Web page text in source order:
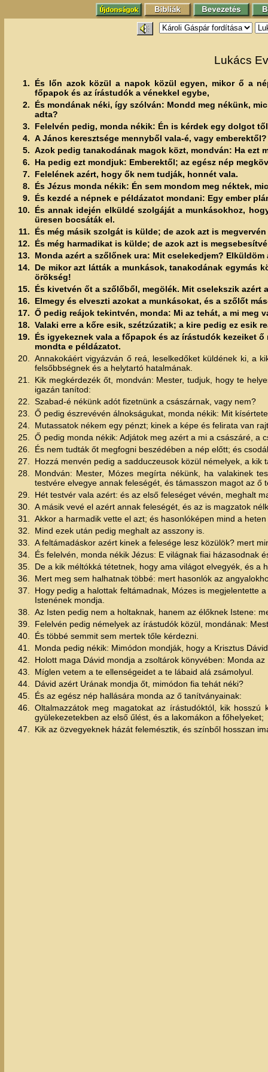
Lukács
1.
És lőn azok közül a napok közül egyen, mikor ő a
főpapok és az írástudók a vénekkel egybe,
2.
És mondának néki, így szólván: Mondd meg nékünk,
adta?
3.
Felelvén pedig, monda nékik: Én is kérdek egy dolgot
4. A János keresztsége mennyből vala-é, vagy emberektől?
5. Azok pedig tanakodának magok közt, mondván: Ha
6.
Ha pedig ezt mondjuk: Emberektől; az egész nép
7.
Felelének azért, hogy ők nem tudják, honnét vala.
8.
És Jézus monda nékik: Én sem mondom meg néktek,
9.
És kezdé a népnek e példázatot mondani: Egy ember
10.
És annak idején elküldé szolgáját a munkásokhoz,
üresen bocsáták el.
11.
És még másik szolgát is külde; de azok azt is
12.
És még harmadikat is külde; de azok azt is
13.
Monda azért a szőlőnek ura: Mit cselekedjem?
14.
De mikor azt látták a munkások, tanakodának egymás
örökség!
15.
És kivetvén őt a szőlőből, megölék. Mit cselekszik azért
16.
Elmegy és elveszti azokat a munkásokat, és a szőlőt
17. Ő pedig reájok tekintvén, monda: Mi az tehát, a mi meg
18. Valaki erre a kőre esik, szétzúzatik; a kire pedig ez esik
19.
És igyekeznek vala a főpapok és az írástudók kezeiket
mondta e példázatot.
20.
Annakokáért vigyázván ő reá, leselkedőket küldének ki, a
felsőbbségnek és a helytartó hatalmának.
21.
Kik megkérdezék őt, mondván: Mester, tudjuk, hogy te
igazán tanítod:
22.
Szabad-é nékünk adót fizetnünk a császárnak, vagy nem?
23.
Ő pedig észrevévén álnokságukat, monda nékik: Mit
24.
Mutassatok nékem egy pénzt; kinek a képe és felirata van
25.
Ő pedig monda nékik: Adjátok meg azért a mi a császáré, a
26.
És nem tudták őt megfogni beszédében a nép előtt; és
27.
Hozzá menvén pedig a sadduczeusok közül némelyek, a
28.
Mondván: Mester, Mózes megírta nékünk, ha valakinek
testvére elvegye annak feleségét, és támasszon magot az ő
29.
Hét testvér vala azért: és az első feleséget vévén, meghalt
30.
A másik vevé el azért annak feleségét, és az is magzatok
31.
Akkor a harmadik vette el azt; és hasonlóképen mind a
32.
Mind ezek után pedig meghalt az asszony is.
33.
A feltámadáskor azért kinek a felesége lesz közülök? mert
34.
És felelvén, monda nékik Jézus: E világnak fiai házasodnak
35.
De a kik méltókká tétetnek, hogy ama világot elvegyék, és
36.
Mert meg sem halhatnak többé: mert hasonlók az
37.
Hogy pedig a halottak feltámadnak, Mózes is megjelentette
Istenének mondja.
38.
Az Isten pedig nem a holtaknak, hanem az élőknek Istene:
39.
Felelvén pedig némelyek az írástudók közül, mondának:
40.
És többé semmit sem mertek tőle kérdezni.
41.
Monda pedig nékik: Mimódon mondják, hogy a Krisztus
42.
Holott maga Dávid mondja a zsoltárok könyvében: Monda
43.
Míglen vetem a te ellenségeidet a te lábaid alá zsámolyul.
44.
Dávid azért Urának mondja őt, mimódon fia tehát néki?
45.
És az egész nép hallására monda az ő tanítványainak:
46.
Oltalmazzátok meg magatokat az írástudóktól, kik
gyülekezetekben az első űlést, és a lakomákon a főhelyeket;
47.
Kik az özvegyeknek házát felemésztik, és színből hosszan